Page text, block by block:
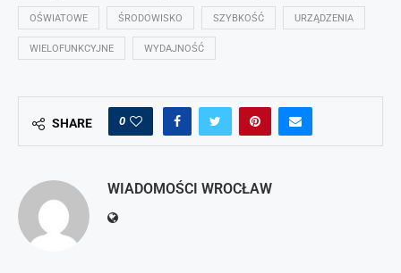
OŚWIATOWE ŚRODOWISKO SZYBKOŚĆ URZĄDZENIA
WIELOFUNKCYJNE WYDAJNOŚĆ
SHARE 0
WIADOMOŚCI WROCŁAW